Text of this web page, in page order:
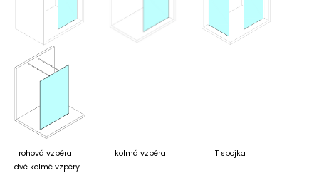
rohová vzpěra kolmá vzpěra T spojka
dvě kolmé vzpěry
e
n
a
í